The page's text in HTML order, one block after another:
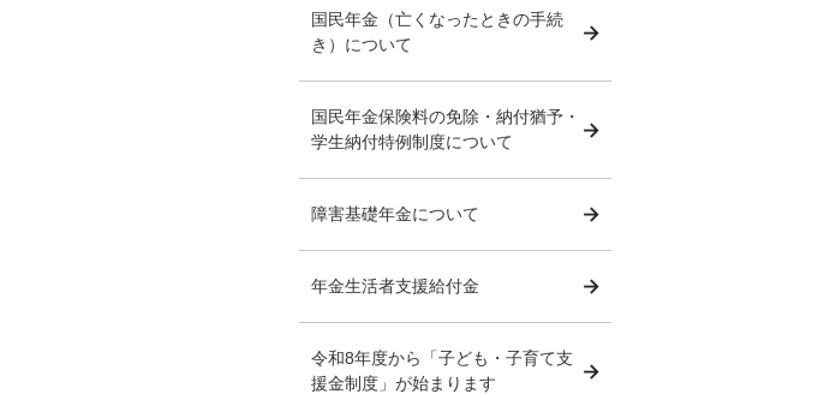
国民年金（亡くなったときの手続
き）について
国民年金保険料の免除・納付猶予・
学生納付特例制度について
障害基礎年金について
年金生活者支援給付金
令和8年度から「子ども・子育て支
援金制度」が始まります